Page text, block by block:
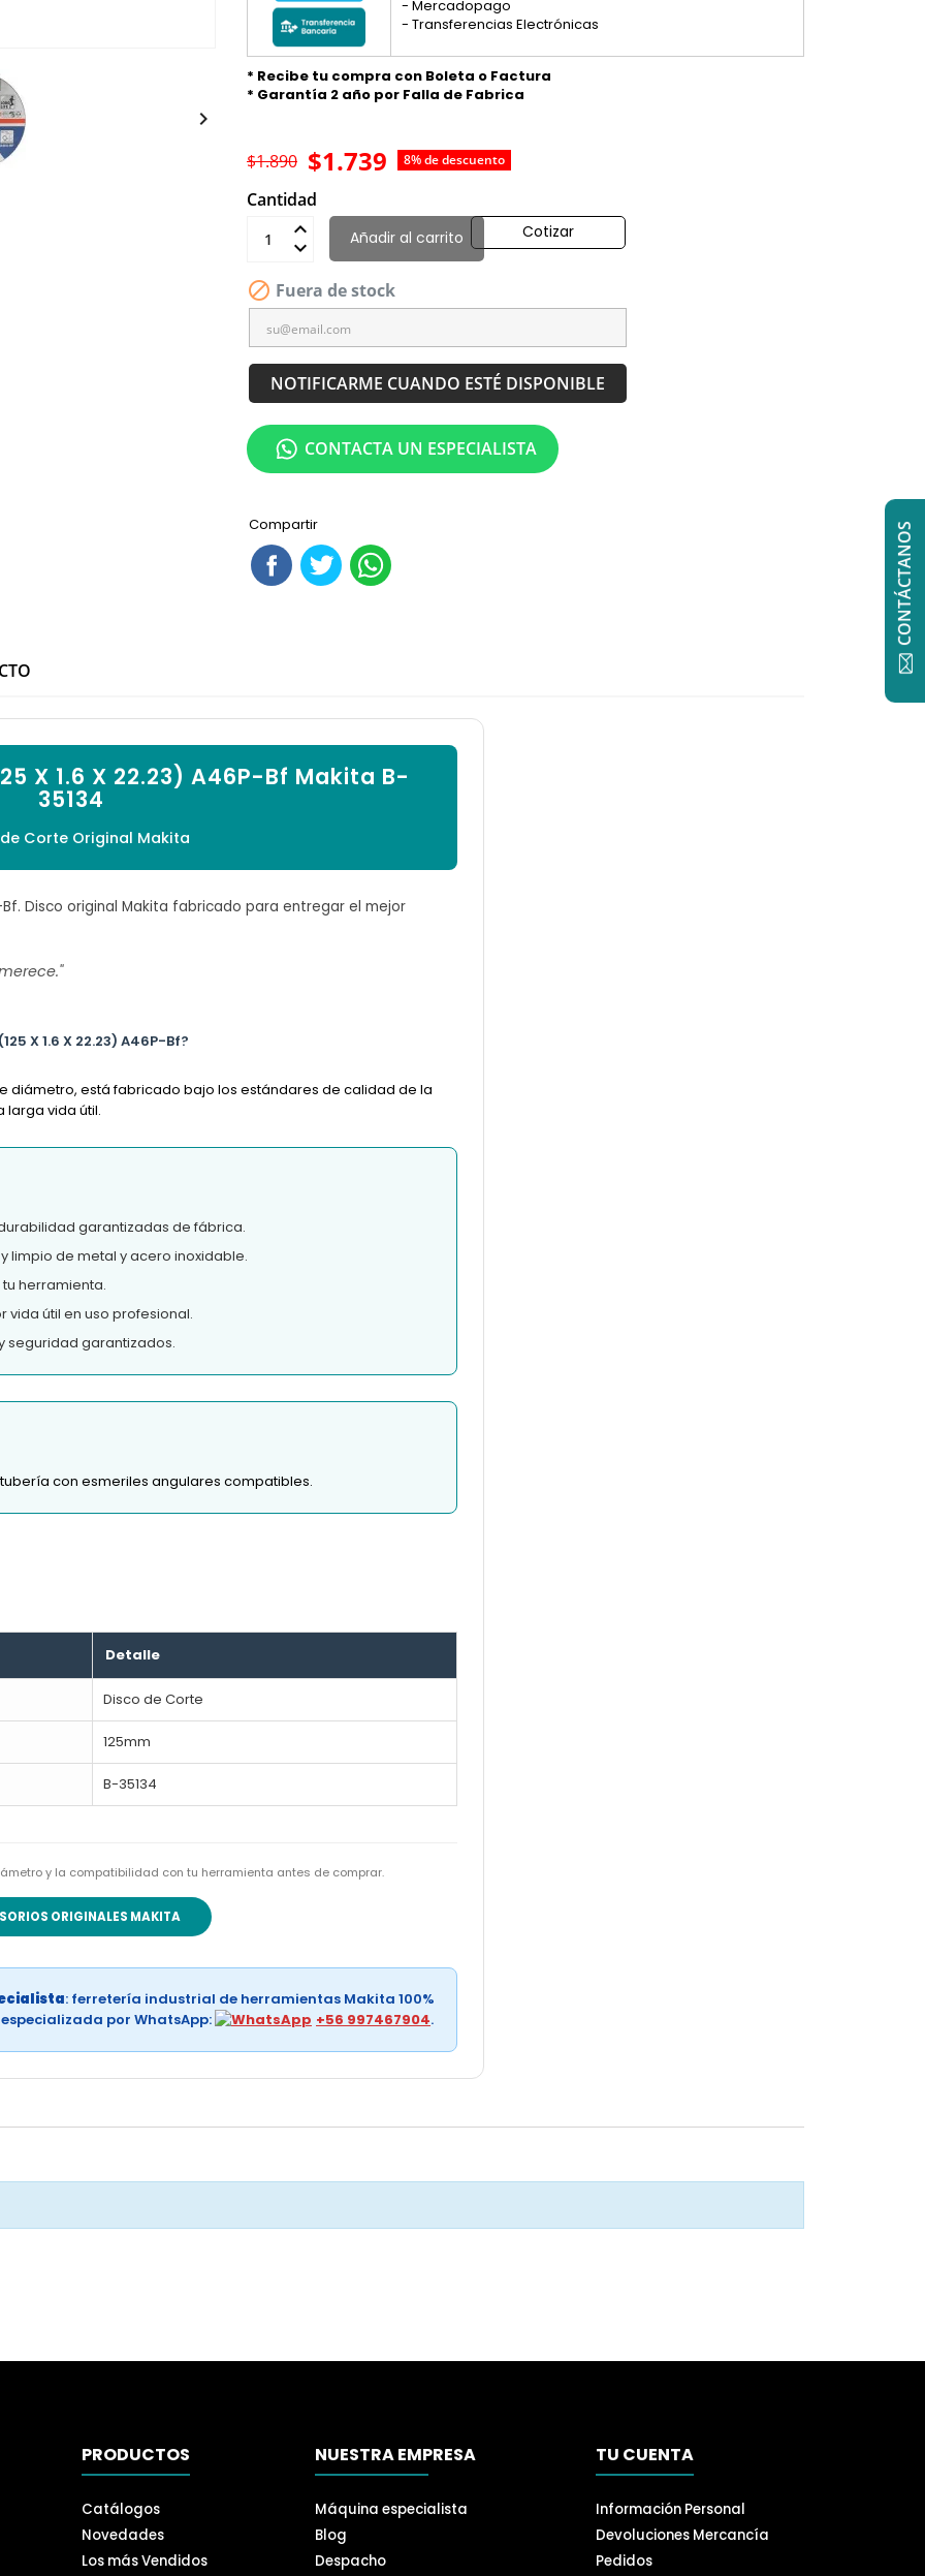

- Mercadopago
- Transferencias Electrónicas
* Recibe tu compra con Boleta o Factura
* Garantía 2 año por Falla de Fabrica
$1.739 8% de descuento
$1.890
Cantidad
Añadir al carrito
 Fuera de stock
Cotizar
NOTIFICARME CUANDO ESTÉ DISPONIBLE
Compartir
CONTACTA UN ESPECIALISTA
X 1.6 X 22.23) A46P-Bf Makita B-
35134
Corte Original Makita
Bf. Disco original Makita fabricado para entregar el mejor
X 1.6 X 22.23) A46P-Bf?
diámetro, está fabricado bajo los estándares de calidad de la
larga vida útil.
garantizadas de fábrica.
limpio de metal y acero inoxidable.
herramienta.
vida útil en uso profesional.
seguridad garantizados.
con esmeriles angulares compatibles.
Detalle
Disco de Corte
125mm
B-35134
y la compatibilidad con tu herramienta antes de comprar.
ORIGINALES MAKITA
: ferretería industrial de herramientas Makita 100%
por WhatsApp:
+56 997467904.
PRODUCTOS
Catálogos
Novedades
Los más Vendidos
NUESTRA EMPRESA
Máquina especialista
Blog
Despacho
TU CUENTA
Información Personal
Devoluciones Mercancía
Pedidos
CONTÁCTANOS